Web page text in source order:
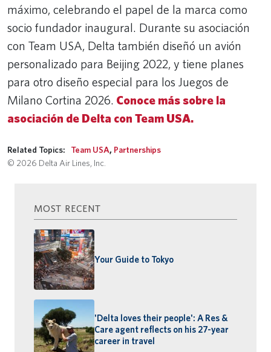
máximo, celebrando el papel de la marca como
socio fundador inaugural. Durante su asociación
con Team USA, Delta también diseñó un avión
personalizado para Beijing 2022, y tiene planes
para otro diseño especial para los Juegos de
Milano Cortina 2026. Conoce más sobre la
asociación de Delta con Team USA.
Related Topics: Team USA, Partnerships
© 2026 Delta Air Lines, Inc.
MOST RECENT
Your Guide to Tokyo
'Delta loves their people': A Res &
Care agent reflects on his 27-year
career in travel